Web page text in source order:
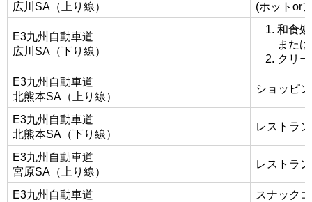
広川SA（上り線）
(ホットor
E3九州自動車道
広川SA（下り線）
和食
または
クリ
E3九州自動車道
北熊本SA（上り線）
ショッピ
E3九州自動車道
北熊本SA（下り線）
レストラ
E3九州自動車道
宮原SA（上り線）
レストラ
E3九州自動車道
スナック